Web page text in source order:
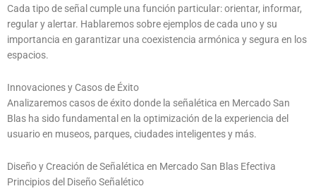
Cada tipo de señal cumple una función particular: orientar, informar,
regular y alertar. Hablaremos sobre ejemplos de cada uno y su
importancia en garantizar una coexistencia armónica y segura en los
espacios.
Innovaciones y Casos de Éxito
Analizaremos casos de éxito donde la señalética en Mercado San
Blas ha sido fundamental en la optimización de la experiencia del
usuario en museos, parques, ciudades inteligentes y más.
Diseño y Creación de Señalética en Mercado San Blas Efectiva
Principios del Diseño Señalético